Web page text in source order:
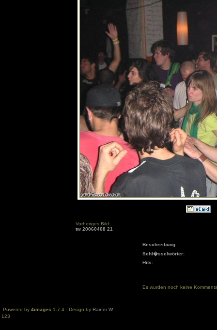
Vorheriges Bild:
tw 20060408 21
Beschreibung:
Schl�sselwörter:
Hits:
Es wurden noch keine
Powered by 4images 1.7.4 - Design by Rainer W
123